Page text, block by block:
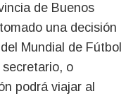
una decisión
Mundial de Fútbol
o
podrá viajar al